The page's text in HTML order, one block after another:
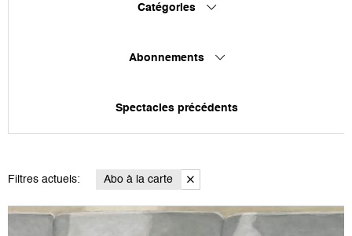
Catégories
Abonnements
Spectacles précédents
Filtres actuels: Abo à la carte